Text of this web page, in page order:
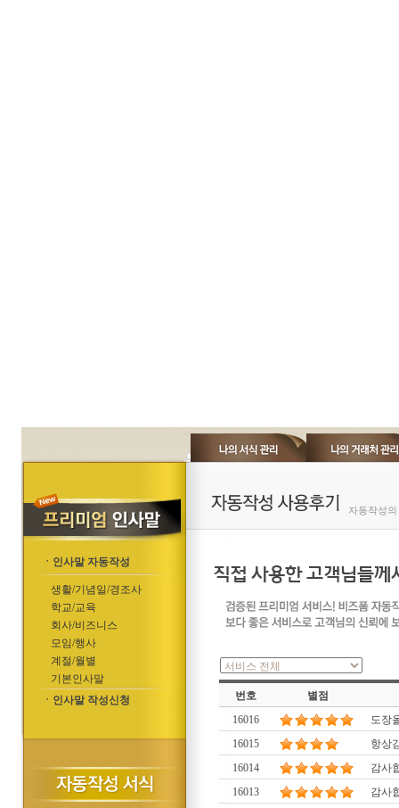
ㆍ인사말 자동작성
생활/기념일/경조사
학교/교육
회사/비즈니스
모임/행사
계절/월별
기본인사말
ㆍ인사말 작성신청
자동작성
번호
별점
16016
도장
16015
항상
16014
감사
16013
감사